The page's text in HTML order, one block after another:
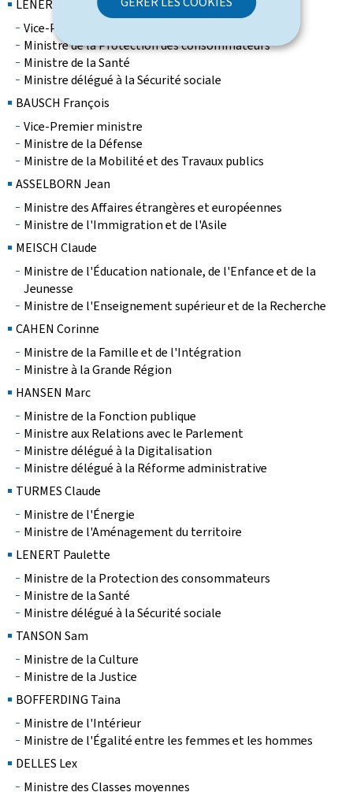
LENERT Paulette
Vice-Premier ministre
Ministre de la Protection des consommateurs
Ministre de la Santé
Ministre délégué à la Sécurité sociale
BAUSCH François
Vice-Premier ministre
Ministre de la Défense
Ministre de la Mobilité et des Travaux publics
ASSELBORN Jean
Ministre des Affaires étrangères et européennes
Ministre de l'Immigration et de l'Asile
MEISCH Claude
Ministre de l'Éducation nationale, de l'Enfance et de la
Jeunesse
Ministre de l'Enseignement supérieur et de la Recherche
CAHEN Corinne
Ministre de la Famille et de l'Intégration
Ministre à la Grande Région
HANSEN Marc
Ministre de la Fonction publique
Ministre aux Relations avec le Parlement
Ministre délégué à la Digitalisation
Ministre délégué à la Réforme administrative
TURMES Claude
Ministre de l'Énergie
Ministre de l'Aménagement du territoire
LENERT Paulette
Ministre de la Protection des consommateurs
Ministre de la Santé
Ministre délégué à la Sécurité sociale
TANSON Sam
Ministre de la Culture
Ministre de la Justice
BOFFERDING Taina
Ministre de l'Intérieur
Ministre de l'Égalité entre les femmes et les hommes
DELLES Lex
Ministre des Classes moyennes